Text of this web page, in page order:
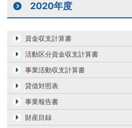
2020年度
資金収支計算書
活動区分資金収支計算書
事業活動収支計算書
貸借対照表
事業報告書
財産目録